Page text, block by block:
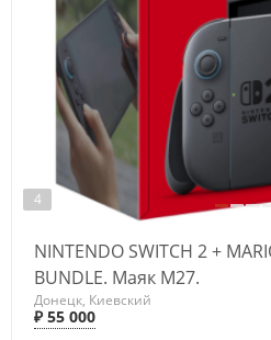
4
NINTENDO SWITCH 2 +
BUNDLE. Маяк М27.
Донецк, Киевский
₽ 55 000